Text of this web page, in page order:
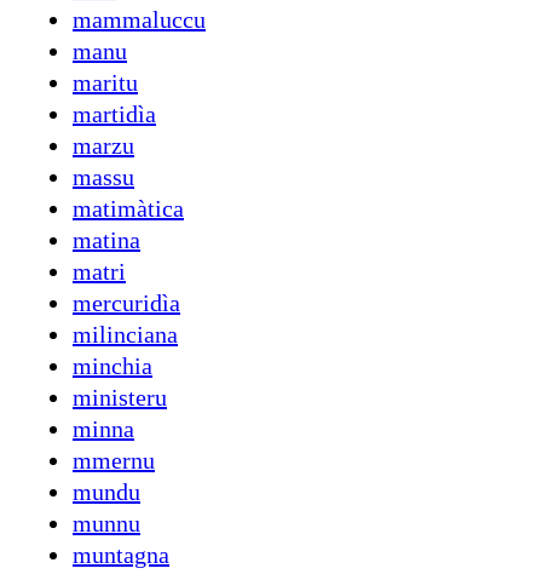
mammaluccu
manu
maritu
martidìa
marzu
massu
matimàtica
matina
matri
mercuridìa
milinciana
minchia
ministeru
minna
mmernu
mundu
munnu
muntagna